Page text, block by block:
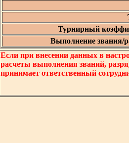
Турнирный
Выполнение звания/
Если при внесении данных в
расчеты выполнения званий,
принимает ответственный